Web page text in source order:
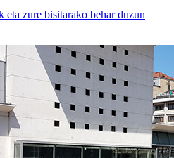
eta zure bisitarako behar duzun